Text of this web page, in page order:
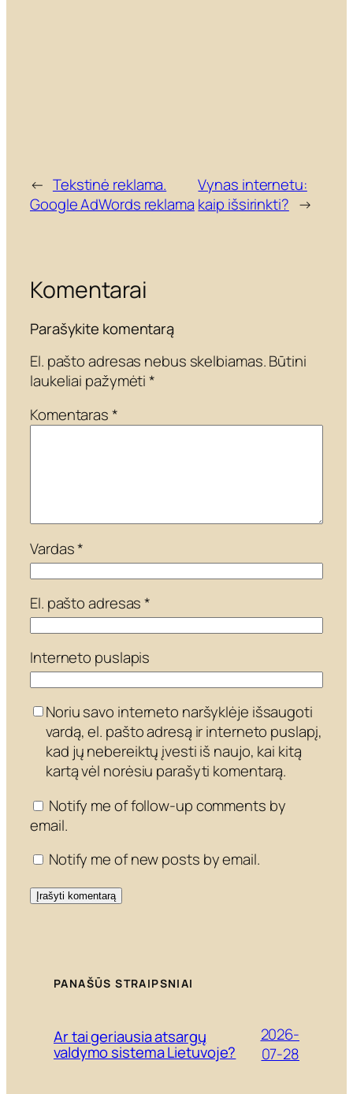
← Tekstinė reklama.
Google AdWords reklama
Vynas internetu:
kaip išsirinkti? →
Komentarai
Parašykite komentarą
El. pašto adresas nebus skelbiamas.Būtini
laukeliai pažymėti*
Komentaras*
Vardas*
El. pašto adresas*
Interneto puslapis
Noriu savo interneto naršyklėje išsaugoti
vardą, el. pašto adresą ir interneto puslapį,
kad jų nebereiktų įvesti iš naujo, kai kitą
kartą vėl norėsiu parašyti komentarą.
Notify me of follow-up comments by
email.
Notify me of new posts by email.
PANAŠŪS STRAIPSNIAI
Ar tai geriausia atsargų
valdymo sistema Lietuvoje?
2026-
07-28